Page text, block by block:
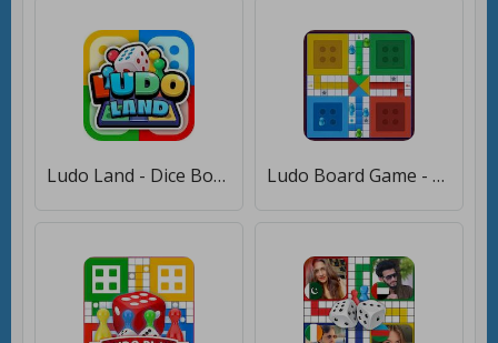
Ludo Land - Dice Board Game [Бесплатные покупки] Ludo Board Game - Extra Fun [Много денег]